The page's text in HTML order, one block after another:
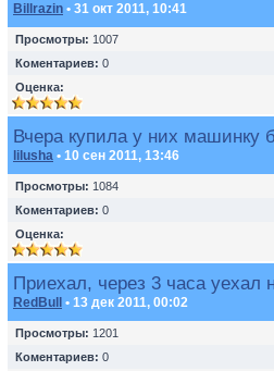
Billrazin • 31 окт 2011, 10:41
Просмотры: 1007
Коментариев: 0
Оценка:
Вчера купила у них машинку
lilusha • 10 сен 2011, 13:46
Просмотры: 1084
Коментариев: 0
Оценка:
Приехал, через 3 часа уехал
RedBull • 13 дек 2011, 00:02
Просмотры: 1201
Коментариев: 0